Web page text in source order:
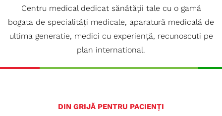
Centru medical dedicat sănătății tale cu o gamă
bogata de specialități medicale, aparatură medicală de
ultima generatie, medici cu experiență, recunoscuti pe
plan international.
DIN GRIJĂ PENTRU PACIENȚI